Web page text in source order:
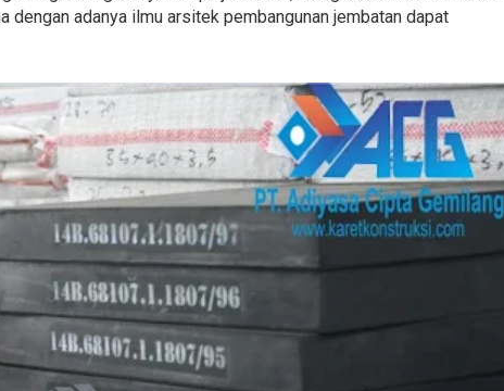
adanya ilmu arsitek pembangunan jembatan dapat